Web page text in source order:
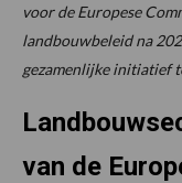
voor de Europese
landbouwbeleid na
gezamenlijke initiatief
van de